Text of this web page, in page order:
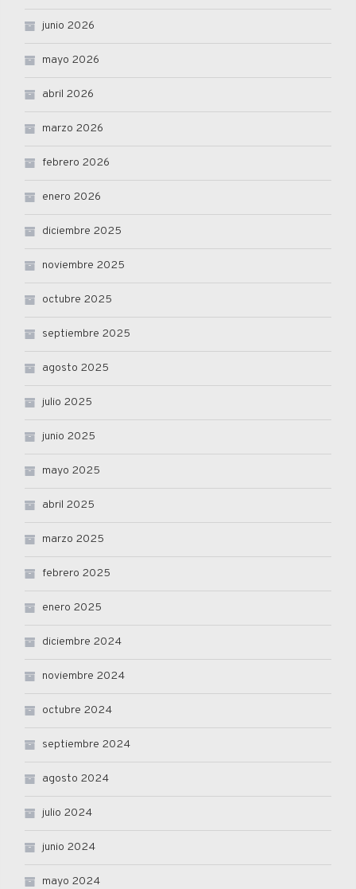
junio 2026
mayo 2026
abril 2026
marzo 2026
febrero 2026
enero 2026
diciembre 2025
noviembre 2025
octubre 2025
septiembre 2025
agosto 2025
julio 2025
junio 2025
mayo 2025
abril 2025
marzo 2025
febrero 2025
enero 2025
diciembre 2024
noviembre 2024
octubre 2024
septiembre 2024
agosto 2024
julio 2024
junio 2024
mayo 2024